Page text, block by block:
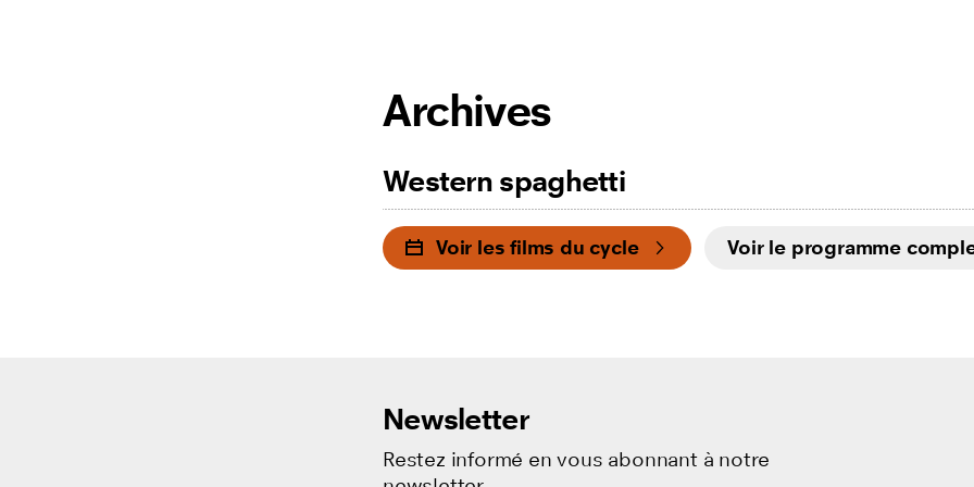
Archives
Western spaghetti
Voir les films du cycle Voir le programme
Newsletter
Restez informé en vous abonnant à notre